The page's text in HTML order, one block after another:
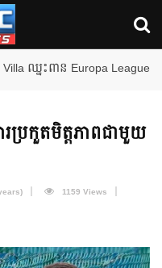
ឈ្នះពាន Europa League
ប្រកួតមិត្តភាពជាមួយ
1159 Views